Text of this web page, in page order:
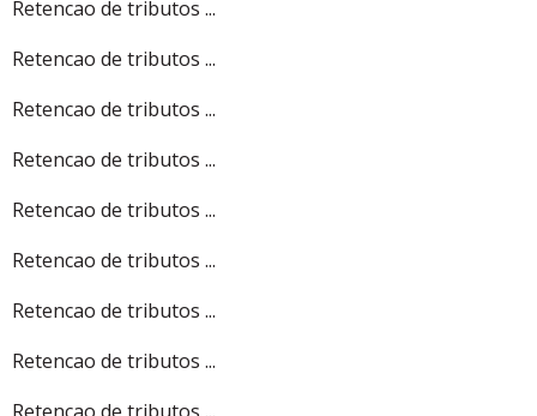
Retencao de tributos ...
Retencao de tributos ...
Retencao de tributos ...
Retencao de tributos ...
Retencao de tributos ...
Retencao de tributos ...
Retencao de tributos ...
Retencao de tributos ...